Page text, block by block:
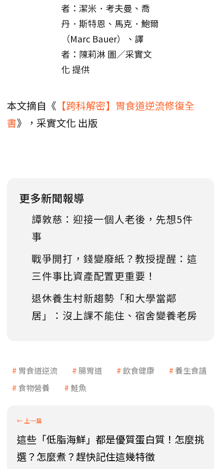
者：潔米．考夫曼、喬
丹．斯特恩、馬克．鮑爾
（Marc Bauer）、譯
者：陳莉淋 圖／采實文
化 提供
本文摘自《 【跨科解密】胃食道逆流修復全
書》，采實文化 出版
更多新聞報導
譚敦慈：迎接一個人老後，先想5件
事
戰爭開打，錢變廢紙？教授提醒：這
三件事比資產配置更重要！
退休養生村新趨勢「和大學當鄰
居」：沒上課不能住、宿舍變養老房
胃食道逆流 腸胃道 飲食健康
養生食譜
食物營養
鮭魚
這些「低脂海鮮」都是優質蛋白質！怎麼挑
選？怎麼煮？趕快記住這幾特徵